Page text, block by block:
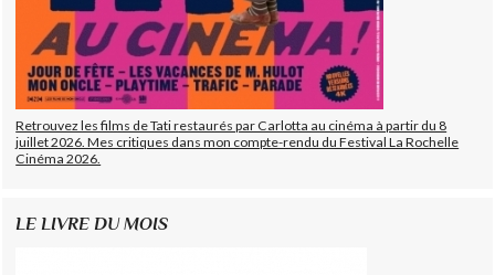
Retrouvez les films de Tati restaurés par Carlotta au cinéma à partir du 8
juillet 2026. Mes critiques dans mon compte-rendu du Festival La Rochelle
Cinéma 2026.
LE LIVRE DU MOIS